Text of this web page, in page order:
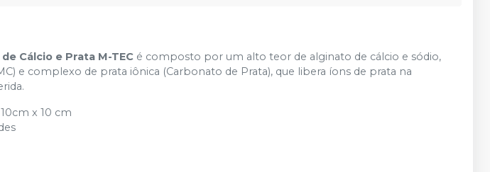
Cálcio e Prata M-TEC é composto por um alto teor de alginato de cálcio e sódio,
e complexo de prata iônica (Carbonato de Prata), que libera íons de prata na
x 10 cm